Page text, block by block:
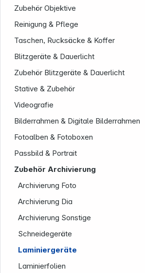
Zubehör Objektive
Reinigung & Pflege
Taschen, Rucksäcke & Koffer
Blitzgeräte & Dauerlicht
Zubehör Blitzgeräte & Dauerlicht
Stative & Zubehör
Videografie
Bilderrahmen & Digitale Bilderrahmen
Fotoalben & Fotoboxen
Passbild & Portrait
Zubehör Archivierung
Archivierung Foto
Archivierung Dia
Archivierung Sonstige
Schneidegeräte
Laminiergeräte
Laminierfolien
Unternehmen